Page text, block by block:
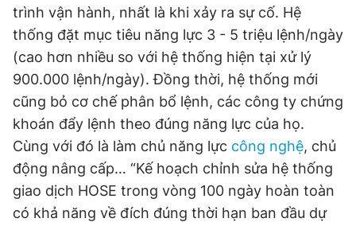
trình vận hành, nhất là khi xảy ra sự cố. Hệ
thống đặt mục tiêu năng lực 3 - 5 triệu lệnh/ngày
(cao hơn nhiều so với hệ thống hiện tại xử lý
900.000 lệnh/ngày). Đồng thời, hệ thống mới
cũng bỏ cơ chế phân bổ lệnh, các công ty chứng
khoán đẩy lệnh theo đúng năng lực của họ.
Cùng với đó là làm chủ năng lực công nghệ, chủ
động nâng cấp… “Kế hoạch chỉnh sửa hệ thống
giao dịch HOSE trong vòng 100 ngày hoàn toàn
có khả năng về đích đúng thời hạn ban đầu dự